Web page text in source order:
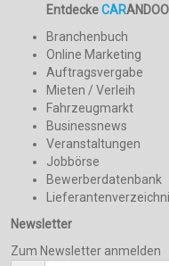
EntdeckeCAR
Branchenbuch
Online Marketing
Auftragsvergabe
Mieten / Verleih
Fahrzeugmarkt
Businessnews
Veranstaltungen
Jobbörse
Bewerberdatenbank
Newsletter
Zum Newsletter anmelden